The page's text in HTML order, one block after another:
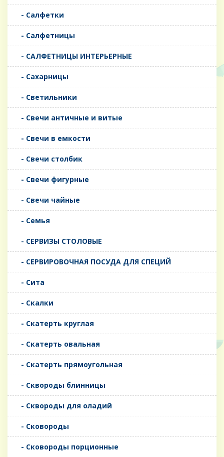
- Салфетки
- Салфетницы
- САЛФЕТНИЦЫ ИНТЕРЬЕРНЫЕ
- Сахарницы
- Светильники
- Свечи античные и витые
- Свечи в емкости
- Свечи столбик
- Свечи фигурные
- Свечи чайные
- Семья
- СЕРВИЗЫ СТОЛОВЫЕ
- СЕРВИРОВОЧНАЯ ПОСУДА ДЛЯ СПЕЦИЙ
- Сита
- Скалки
- Скатерть круглая
- Скатерть овальная
- Скатерть прямоугольная
- Сквороды блинницы
- Сквороды для оладий
- Сковороды
- Сковороды порционные